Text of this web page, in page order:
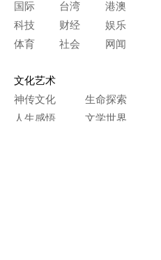
国际
台湾
港澳
科技
财经
娱乐
体育
社会 网闻
文化艺术
神传文化
生命探索
人生感悟
文学世界